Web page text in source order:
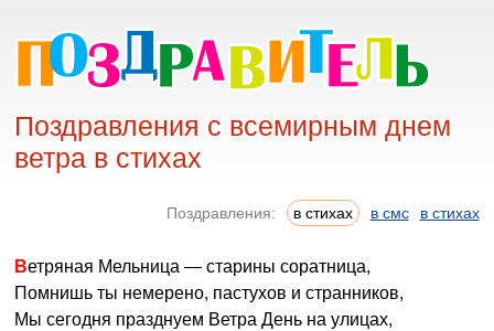
Поздравления с всемирным днем
ветра в стихах
Поздравления: в стихах в смс в стихах
Ветряная Мельница — старины соратница,
Помнишь ты немерено, пастухов и странников,
Мы сегодня празднуем Ветра День на улицах,